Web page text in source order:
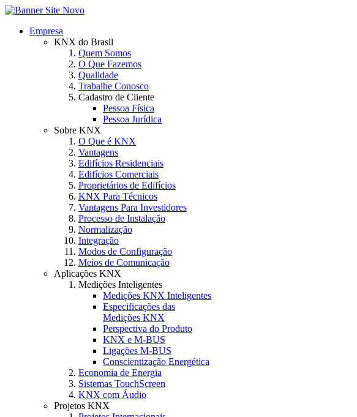
Empresa
KNX do Brasil
Quem Somos
O Que Fazemos
Qualidade
Trabalhe Conosco
Cadastro de Cliente
Pessoa Física
Pessoa Jurídica
Sobre KNX
O Que é KNX
Vantagens
Edifícios Residenciais
Edifícios Comerciais
Proprietários de Edifícios
KNX Para Técnicos
Vantagens Para Investidores
Processo de Instalação
Normalização
Integração
Modos de Configuração
Meios de Comunicação
Aplicações KNX
Medições Inteligentes
Medições KNX Inteligentes
Especificações das
Medições KNX
Perspectiva do Produto
KNX e M-BUS
Ligações M-BUS
Conscientização Energética
Economia de Energia
Sistemas TouchScreen
KNX com Áudio
Projetos KNX